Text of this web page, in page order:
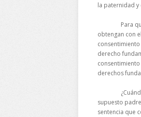
la paternidad
Para que la
obtengan con
derecho
derechos
¿Cuándo
supuesto
sentencia que